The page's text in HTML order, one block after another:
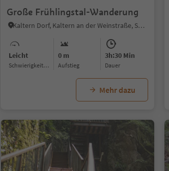
Große Frühlingstal-Wanderung
Kaltern Dorf, Kaltern an der Weinstraße, Südtiroler Weinstraße
Leicht
Schwierigkeitsgrad
0 m
Aufstieg
3h:30 Min
Dauer
Mehr dazu